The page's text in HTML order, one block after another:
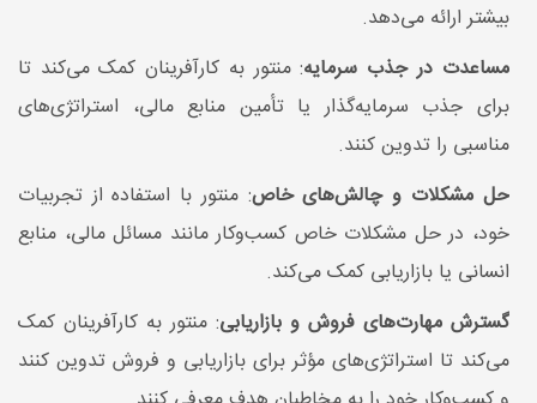
بیشتر ارائه می‌دهد.
مساعدت در جذب سرمایه: منتور به کارآفرینان کمک می‌کند تا
برای جذب سرمایه‌گذار یا تأمین منابع مالی، استراتژی‌های
مناسبی را تدوین کنند.
حل مشکلات و چالش‌های خاص: منتور با استفاده از تجربیات
خود، در حل مشکلات خاص کسب‌وکار مانند مسائل مالی، منابع
انسانی یا بازاریابی کمک می‌کند.
گسترش مهارت‌های فروش و بازاریابی: منتور به کارآفرینان کمک
می‌کند تا استراتژی‌های مؤثر برای بازاریابی و فروش تدوین کنند